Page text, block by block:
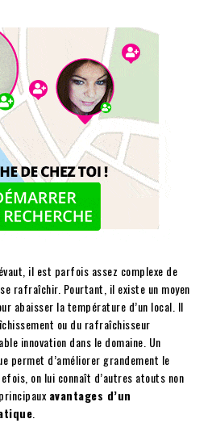
il est parfois assez complexe de
rafraîchir. Pourtant, il existe un moyen
abaisser la température d’un local. Il
ou du rafraîchisseur
innovation dans le domaine. Un
permet d’améliorer grandement le
on lui connaît d’autres atouts non
avantages d’un